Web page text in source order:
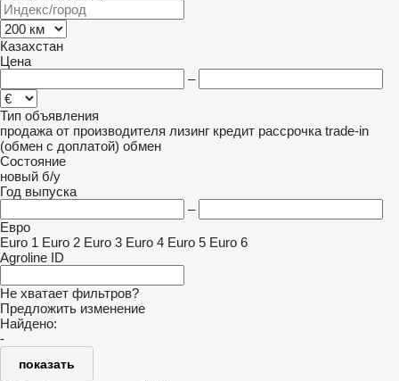
Казахстан
Цена
–
Тип объявления
продажа от производителя лизинг кредит рассрочка trade-in
(обмен с доплатой) обмен
Состояние
новый б/у
Год выпуска
–
Евро
Euro 1 Euro 2 Euro 3 Euro 4 Euro 5 Euro 6
Agroline ID
Не хватает фильтров?
Предложить изменение
Найдено:
-
показать